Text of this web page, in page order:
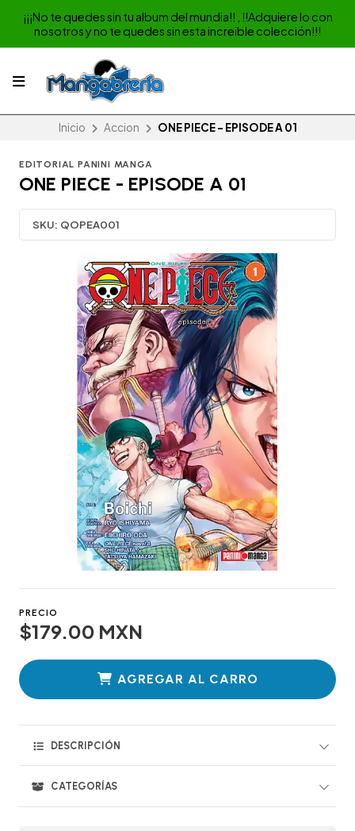
¡¡¡No te quedes sin tu album del mundia!! , !!Adquiere lo con
nosotros y no te quedes sin esta increible colección!!!
Inicio Accion ONE PIECE - EPISODE A 01
EDITORIAL PANINI MANGA
ONE PIECE - EPISODE A 01
SKU: QOPEA001
PRECIO
$179.00 MXN
AGREGAR AL CARRO
DESCRIPCIÓN
CATEGORÍAS